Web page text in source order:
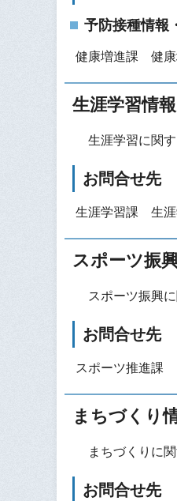
予防接種情報
健康増進課 健
生涯学習情報
生涯学習に関す
お問合せ先
生涯学習課 生
スポーツ振
スポーツ振興に
お問合せ先
スポーツ推進課
まちづくり
まちづくりに関
お問合せ先